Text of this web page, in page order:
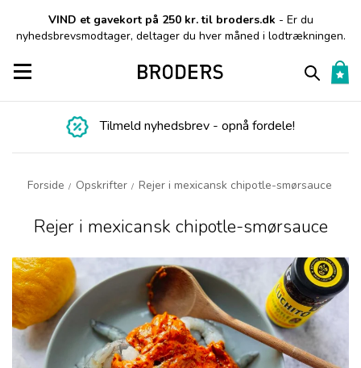
VIND et gavekort på 250 kr. til broders.dk - Er du
nyhedsbrevsmodtager, deltager du hver måned i lodtrækningen.
Toggle navigation
Tilmeld nyhedsbrev - opnå fordele!
Forside / Opskrifter / Rejer i mexicansk chipotle-smørsauce
Rejer i mexicansk chipotle-smørsauce